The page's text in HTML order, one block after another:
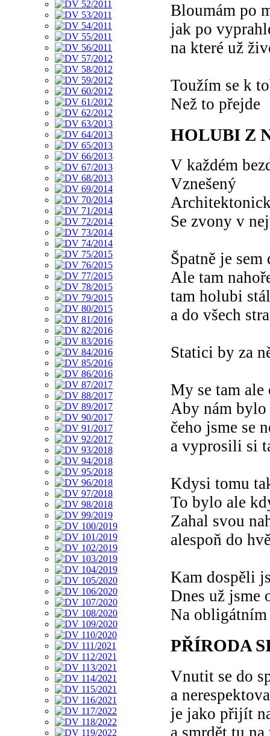
Bloumám po
jak po
na které už
Toužím se k
Než to přejde
HOLUBI Z
V každém
Vznešený
Se zvony v
Špatně je
Ale tam
tam holubi
a do všech
Statici by za
My se tam
Aby nám bylo
čeho jsme se
a vyprosili si
Kdysi tomu
To bylo ale
Zahal svou
alespoň do
Kam dospěli
Dnes už jsme
Na
PŘÍRODA
Vnutit se do
a
je jako přijít
a smrdět tu na